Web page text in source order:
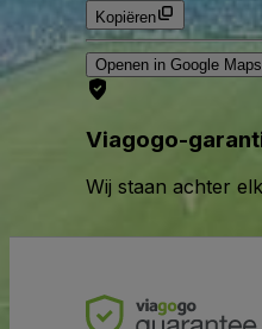
Kopiëren
Openen in Google Maps
Viagogo-
Wij staan achter